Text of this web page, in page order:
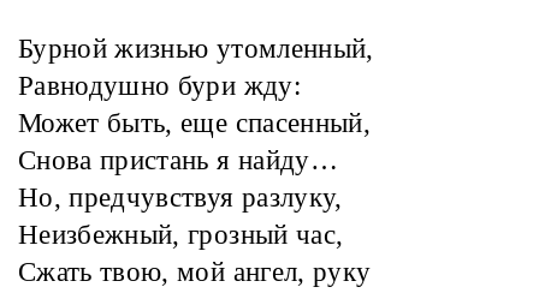
Бурной жизнью утомленный,
Равнодушно бури жду:
Может быть, еще спасенный,
Снова пристань я найду…
Но, предчувствуя разлуку,
Неизбежный, грозный час,
Сжать твою, мой ангел, руку